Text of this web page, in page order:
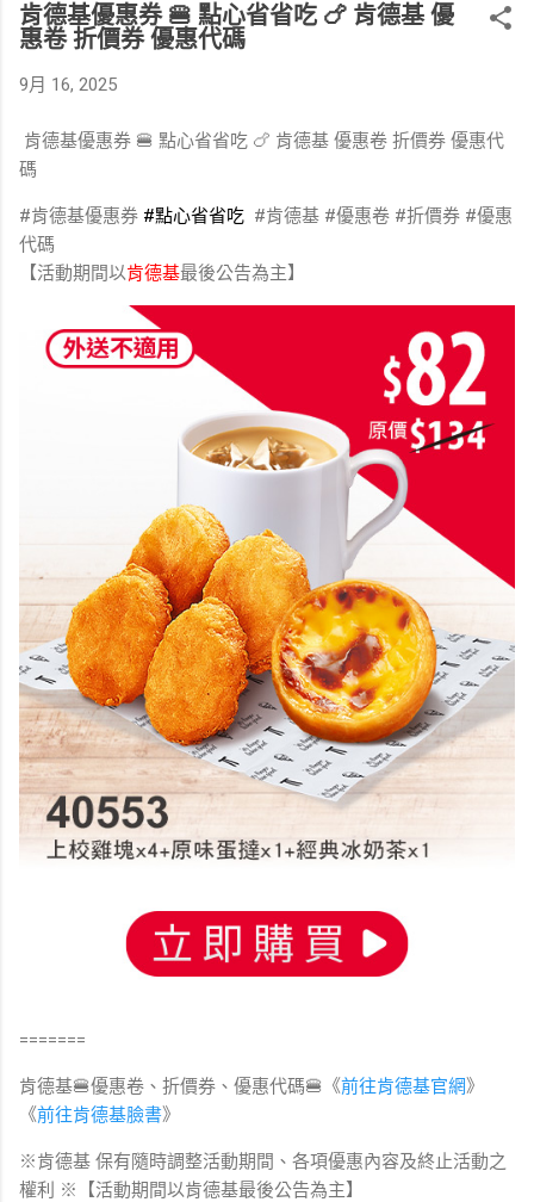
肯德基優惠券 🍔 點心省省吃 🍗 肯德基 優
惠卷 折價券 優惠代碼
9月 16, 2025
肯德基優惠券 🍔 點心省省吃 🍗 肯德基 優惠卷 折價券 優惠代
碼
#肯德基優惠券 #點心省省吃 #肯德基 #優惠卷 #折價券 #優惠
代碼
【活動期間以肯德基最後公告為主】
=======
肯德基🍔優惠卷、折價券、優惠代碼🍔《前往肯德基官網》
《前往肯德基臉書》
※肯德基 保有隨時調整活動期間、各項優惠內容及終止活動之
權利 ※【活動期間以肯德基最後公告為主】